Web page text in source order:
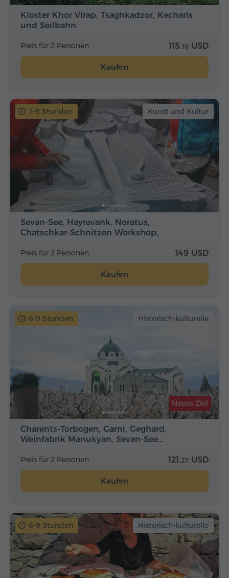
Kloster Khor Virap, Tsaghkadzor, Kecharis
und Seilbahn
Preis für 2 Personen 115.16 USD
Kaufen
7-8 Stunden Kunst und Kultur
Sevan-See, Hayravank, Noratus,
Chatschkar-Schnitzen Workshop,
Preis für 2 Personen 149 USD
Kaufen
8-9 Stunden Historisch-kulturelle
Charents-Torbogen, Garni, Geghard,
Weinfabrik Manukyan, Sevan-See…
Neues Ziel
Preis für 2 Personen 121.27 USD
Kaufen
8-9 Stunden Historisch-kulturelle